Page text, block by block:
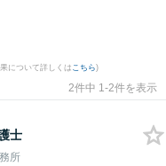
について詳しくは こちら)
2件中 1-2件を表示
士
所